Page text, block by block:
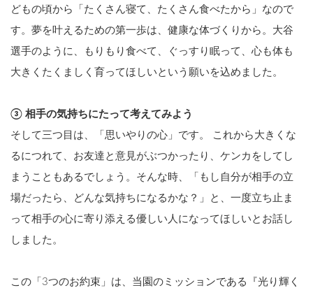
どもの頃から「たくさん寝て、たくさん食べたから」なので
す。夢を叶えるための第一歩は、健康な体づくりから。大谷
選手のように、もりもり食べて、ぐっすり眠って、心も体も
大きくたくましく育ってほしいという願いを込めました。
③ 相手の気持ちにたって考えてみよう
そして三つ目は、「思いやりの心」です。 これから大きくな
るにつれて、お友達と意見がぶつかったり、ケンカをしてし
まうこともあるでしょう。そんな時、「もし自分が相手の立
場だったら、どんな気持ちになるかな？」と、一度立ち止ま
って相手の心に寄り添える優しい人になってほしいとお話し
しました。
この「3つのお約束」は、当園のミッションである『光り輝く